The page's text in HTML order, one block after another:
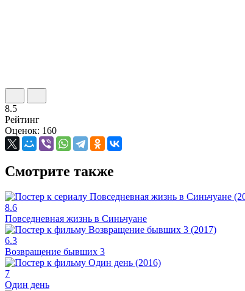
8.5
Рейтинг
Оценок: 160
Смотрите также
8.6
Повседневная жизнь в Синьчуане
6.3
Возвращение бывших 3
7
Один день